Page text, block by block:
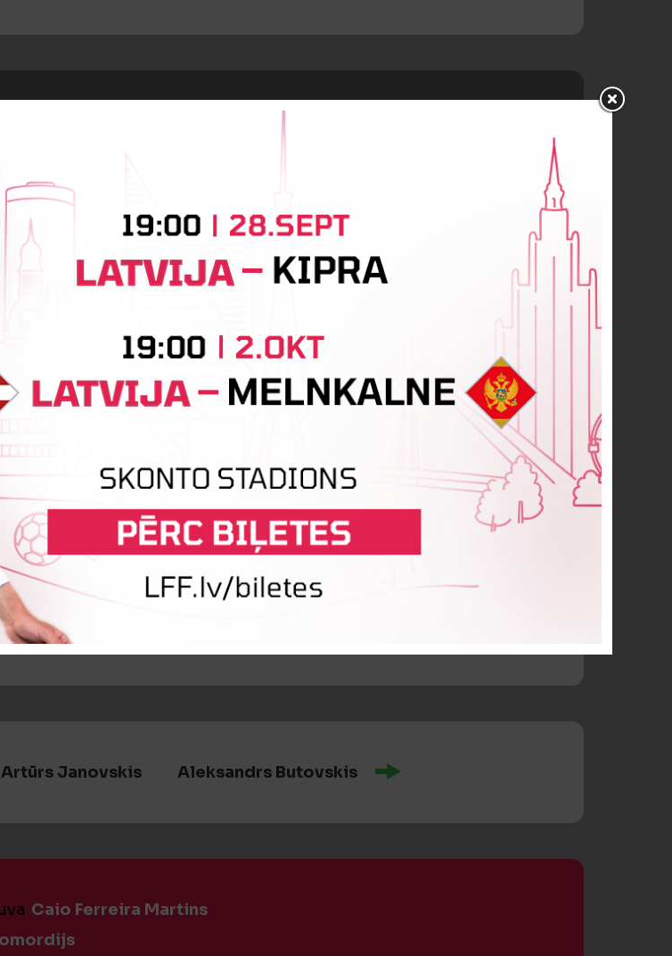
PUSLAIKA SĀKUMS
Caio Ferreira Martins
Maksims Toņiševs
Rihards Bečers
Artūrs Janovskis Aleksandrs Butovskis
Caio Ferreira Martins